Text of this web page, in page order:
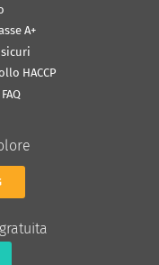
A+
HACCP